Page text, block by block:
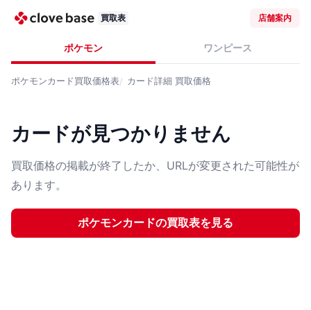
買取表 店舗案内
ポケモン ワンピース
ポケモンカード買取価格表 カード詳細 買取価格
カードが見つかりません
買取価格の掲載が終了したか、URLが変更された可能性が
あります。
ポケモンカードの買取表を見る